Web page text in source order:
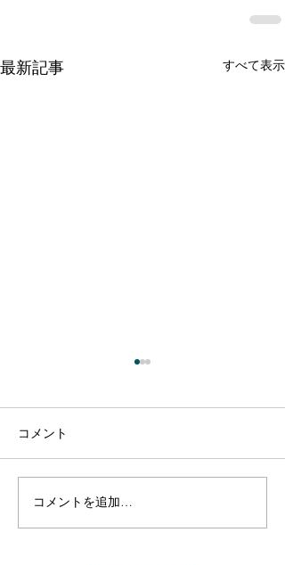
最新記事 すべて表示
【出演のお知らせ】日本
テレビ「1億人の大質問!?
コメント
コメントを追加…